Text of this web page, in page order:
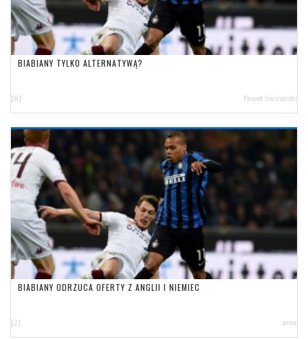
BIABIANY TYLKO ALTERNATYWĄ?
[8] Paweł Świnarski
BIABIANY ODRZUCA OFERTY Z ANGLII I NIEMIEC
[2] anor